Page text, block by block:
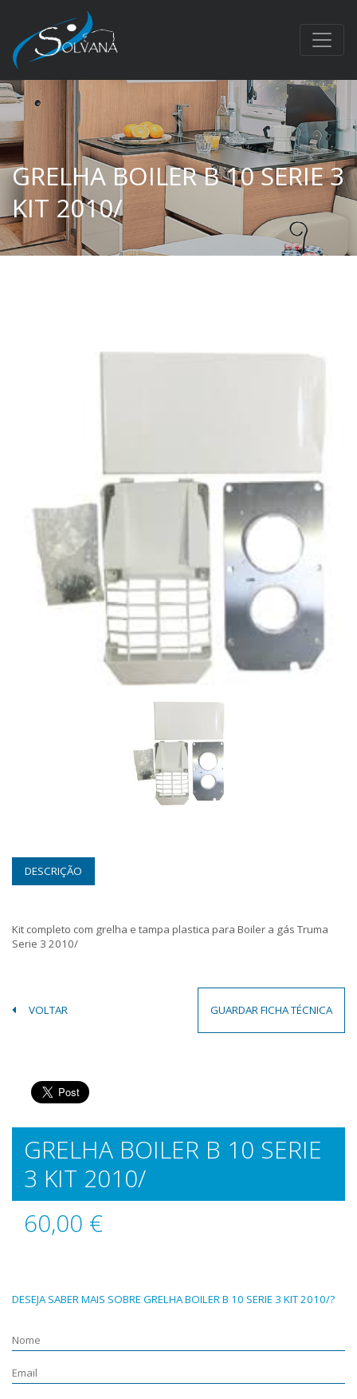
GRELHA BOILER B 10 SERIE 3
KIT 2010/
DESCRIÇÃO
Kit completo com grelha e tampa plastica para Boiler a gás Truma
Serie 3 2010/
VOLTAR GUARDAR FICHA TÉCNICA
GRELHA BOILER B 10 SERIE
3 KIT 2010/
60,00 €
DESEJA SABER MAIS SOBRE GRELHA BOILER B 10 SERIE 3 KIT 2010/?